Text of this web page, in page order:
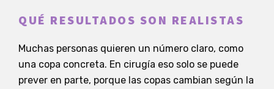
QUÉ RESULTADOS SON REALISTAS
Muchas personas quieren un número claro, como
una copa concreta. En cirugía eso solo se puede
prever en parte, porque las copas cambian según la